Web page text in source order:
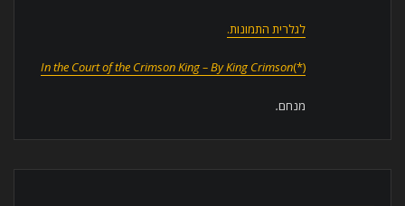
לגלרית התמונות.
(*)
In the Court of the Crimson King –By King Crimson
מנחם.